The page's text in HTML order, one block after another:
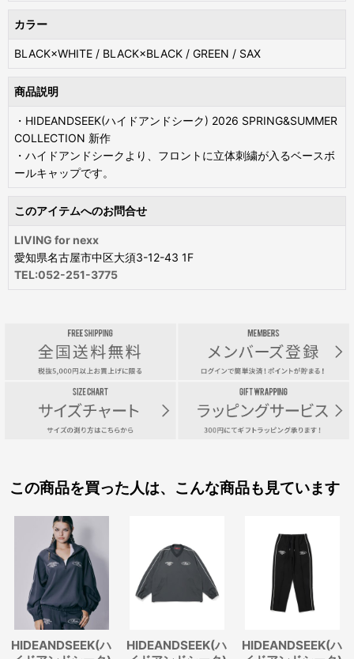
カラー
BLACK×WHITE / BLACK×BLACK / GREEN / SAX
商品説明
・HIDEANDSEEK(ハイドアンドシーク) 2026 SPRING&SUMMER
COLLECTION 新作
・ハイドアンドシークより、フロントに立体刺繍が入るベースボ
ールキャップです。
このアイテムへのお問合せ
LIVING for nexx
愛知県名古屋市中区大須3-12-43 1F
TEL:052-251-3775
この商品を買った人は、こんな商品も見ています
HIDEANDSEEK(ハ
HIDEANDSEEK(ハ
HIDEANDSEEK(ハ